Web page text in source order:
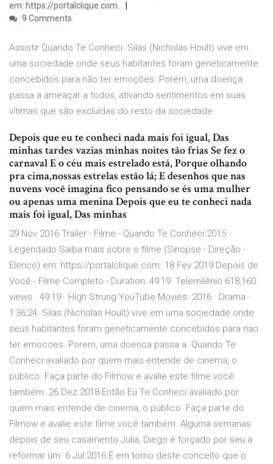
em: https://portalclique.com.
9 Comments
Assistir Quando Te Conheci. Silas (Nicholas Hoult) vive em
uma sociedade onde seus habitantes foram geneticamente
concebidos para não ter emoções. Porém, uma doença
passa a ameaçar a todos, ativando sentimentos em suas
vítimas que são excluídas do resto da sociedade.
Depois que eu te conheci nada mais foi igual, Das
minhas tardes vazias minhas noites tão frias Se fez o
carnaval E o céu mais estrelado está, Porque olhando
pra cima,nossas estrelas estão lá; E desenhos que nas
nuvens você imagina fico pensando se és uma mulher
ou apenas uma menina Depois que eu te conheci nada
mais foi igual, Das minhas
29 Nov 2016 Trailer - Filme - Quando Te Conheci 2015 -
Legendado Saiba mais sobre o filme (Sinopse - Direção -
Elenco) em: https://portalclique.com. 18 Fev 2019 Depois de
Você - Filme Completo - Duration: 49:19. Telemilênio 618,160
views · 49:19 · High Strung YouTube Movies. 2016 · Drama ·
1:36:24. Silas (Nicholas Hoult) vive em uma sociedade onde
seus habitantes foram geneticamente concebidos para nao
ter emocoes. Porem, uma doenca passa a Quando Te
Conheci avaliado por quem mais entende de cinema, o
público. Faça parte do Filmow e avalie este filme você
também. 26 Dez 2018 Então Eu Te Conheci avaliado por
quem mais entende de cinema, o público. Faça parte do
Filmow e avalie este filme você também. Alguma semanas
depois de seu casamento Julia, Diego é forçado por seu a
reformar um 6 Jul 2016 É em torno deste conceito que o